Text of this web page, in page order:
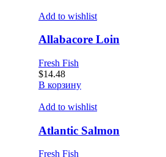
Add to wishlist
Allabacore Loin
Fresh Fish
$14.48
В корзину
Add to wishlist
Atlantic Salmon
Fresh Fish